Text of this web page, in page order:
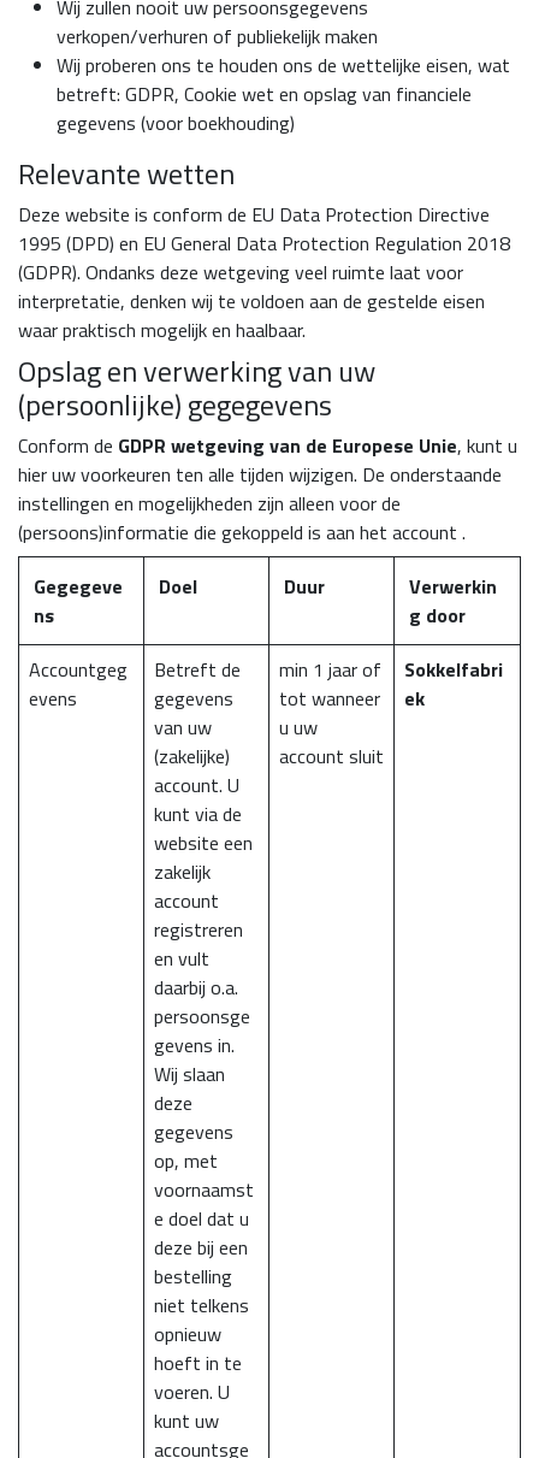
Wij zullen nooit uw persoonsgegevens
verkopen/verhuren of publiekelijk maken
Wij proberen ons te houden ons de wettelijke eisen, wat
betreft: GDPR, Cookie wet en opslag van financiele
gegevens (voor boekhouding)
Relevante wetten
Deze website is conform de EU Data Protection Directive
1995 (DPD) en EU General Data Protection Regulation 2018
(GDPR). Ondanks deze wetgeving veel ruimte laat voor
interpretatie, denken wij te voldoen aan de gestelde eisen
waar praktisch mogelijk en haalbaar.
Opslag en verwerking van uw
(persoonlijke) gegegevens
Conform de GDPR wetgeving van de Europese Unie, kunt u
hier uw voorkeuren ten alle tijden wijzigen. De onderstaande
instellingen en mogelijkheden zijn alleen voor de
(persoons)informatie die gekoppeld is aan het account .
Gegegeve
ns
Doel Duur
Verwerkin
g door
Accountgeg
evens
Betreft de
gegevens
van uw
(zakelijke)
account. U
kunt via de
website een
zakelijk
account
registreren
en vult
daarbij o.a.
persoonsge
gevens in.
Wij slaan
deze
gegevens
op, met
voornaamst
e doel dat u
deze bij een
bestelling
niet telkens
opnieuw
hoeft in te
voeren. U
kunt uw
accountsge
min 1 jaar of
tot wanneer
u uw
account sluit
Sokkelfabri
ek